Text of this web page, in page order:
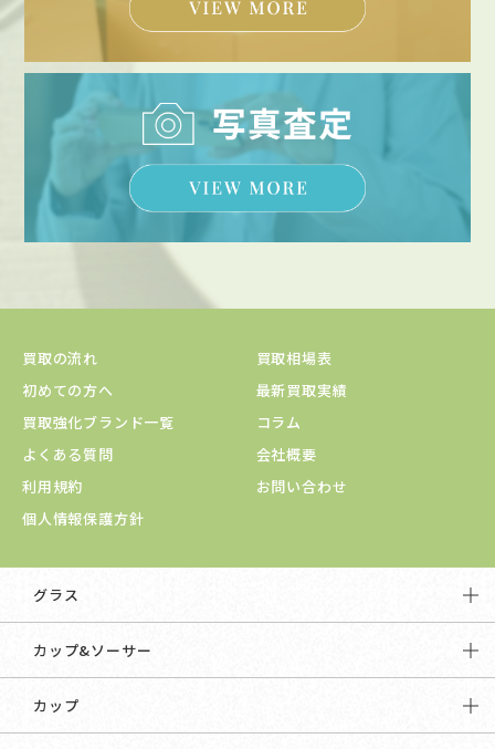
買取の流れ
買取相場表
初めての方へ
最新買取実績
買取強化ブランド一覧
コラム
よくある質問
会社概要
利用規約
お問い合わせ
個人情報保護方針
グラス
カップ&ソーサー
カップ